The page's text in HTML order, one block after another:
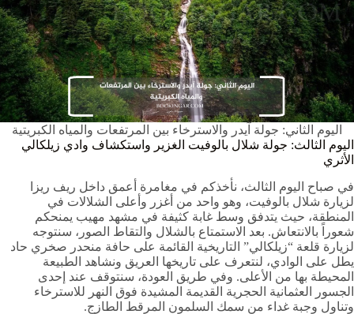
اليوم الثاني: جولة آيدر والاسترخاء بين المرتفعات والمياه الكبريتية
اليوم الثالث: جولة شلال بالوفيت الغزير واستكشاف وادي زيلكالي
الأثري
في صباح اليوم الثالث، نأخذكم في مغامرة أعمق داخل ريف ريزا
لزيارة شلال بالوفيت، وهو واحد من أغزر وأعلى الشلالات في
المنطقة، حيث يتدفق وسط غابة كثيفة في مشهد مهيب يمنحكم
شعوراً بالانتعاش. بعد الاستمتاع بالشلال والتقاط الصور، سنتوجه
لزيارة قلعة “زيلكالي” التاريخية القائمة على حافة منحدر صخري حاد
يطل على الوادي، لنتعرف على تاريخها العريق ونشاهد الطبيعة
المحيطة بها من الأعلى. وفي طريق العودة، سنتوقف عند إحدى
الجسور العثمانية الحجرية القديمة المشيدة فوق النهر للاسترخاء
وتناول وجبة غداء من سمك السلمون المرقط الطازج.